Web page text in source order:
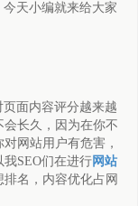
天小编就来给大家
面内容评分越来越
长久，因为在你不
网站用户有危害，
SEO们在进行网站
名，内容优化占网